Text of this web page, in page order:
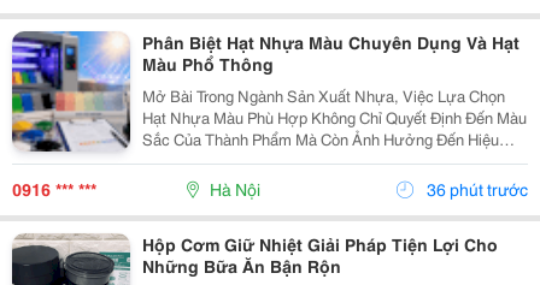
Phân Biệt Hạt Nhựa Màu Chuyên Dụng Và Hạt
Màu Phổ Thông
Mở Bài Trong Ngành Sản Xuất Nhựa, Việc Lựa Chọn
Hạt Nhựa Màu Phù Hợp Không Chỉ Quyết Định Đến Màu
Sắc Của Thành Phẩm Mà Còn Ảnh Hưởng Đến Hiệu
Quả Gia Công, Độ Ổn Định Chất Lượng Và Chi Phí Sản
Xuất. Trên Thị Trường Hiện Nay, Hạt Nhựa Màu Được
0916 *** *** Hà Nội 36 phút trước
Hộp Cơm Giữ Nhiệt Giải Pháp Tiện Lợi Cho
Những Bữa Ăn Bận Rộn